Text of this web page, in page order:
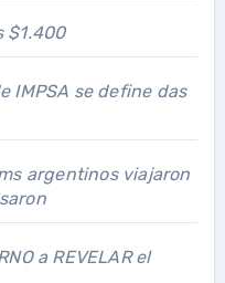
$1.400
IMPSA se define das
argentinos viajaron
a REVELAR el